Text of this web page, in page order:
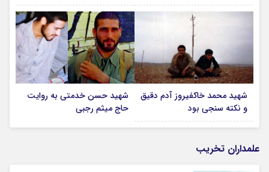
شهید محمد خاکفیروز آدم دقیق
و نکته سنجی بود
شهید حسن خدمتی به روایت
حاج میثم رجبی
علمداران تخریب